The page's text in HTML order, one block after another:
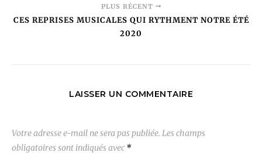
PLUS RÉCENT
CES REPRISES MUSICALES QUI RYTHMENT NOTRE ÉTÉ
2020
LAISSER UN COMMENTAIRE
Votre adresse e-mail ne sera pas publiée. Les champs
obligatoires sont indiqués avec *